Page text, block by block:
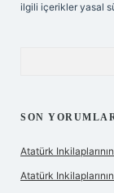
ilgili içerikler yasal
SON
Atatürk
Atatürk